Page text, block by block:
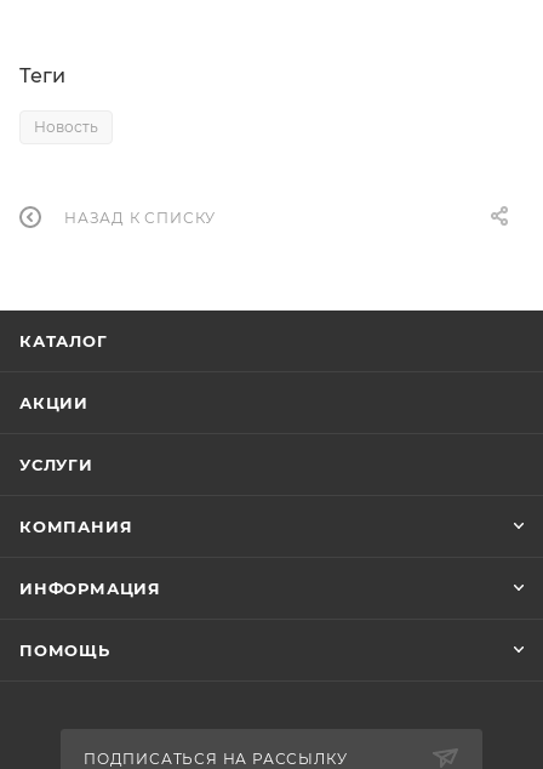
Теги
Новость
НАЗАД К СПИСКУ
КАТАЛОГ
АКЦИИ
УСЛУГИ
КОМПАНИЯ
ИНФОРМАЦИЯ
ПОМОЩЬ
ПОДПИСАТЬСЯ НА РАССЫЛКУ